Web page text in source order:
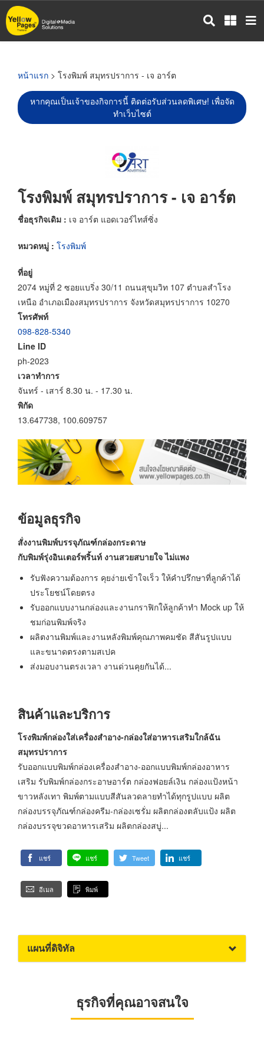
ข้าม
ไป
หน้าแรก > โรงพิมพ์ สมุทรปราการ - เจ อาร์ต
หากคุณเป็นเจ้าของกิจการนี้ ติดต่อรับส่วนลดพิเศษ! เพื่อจัด
ทำเว็บไซต์
โรงพิมพ์ สมุทรปราการ - เจ อาร์ต
ชื่อธุรกิจเดิม : เจ อาร์ต แอดเวอร์ไทส์ซิ่ง
หมวดหมู่ : โรงพิมพ์
ที่อยู่
2074 หมู่ที่ 2 ซอยแบริ่ง 30/11 ถนนสุขุมวิท 107 ตำบลสำโรง
เหนือ อำเภอเมืองสมุทรปราการ จังหวัดสมุทรปราการ 10270
โทรศัพท์
098-828-5340
Line ID
ph-2023
เวลาทำการ
จันทร์ - เสาร์ 8.30 น. - 17.30 น.
พิกัด
13.647738, 100.609757
ข้อมูลธุรกิจ
สั่งงานพิมพ์บรรจุภัณฑ์กล่องกระดาษ
กับพิมพ์รุ่งอินเตอร์พริ้นท์ งานสวยสบายใจ ไม่แพง
รับฟังความต้องการ คุยง่ายเข้าใจเร็ว ให้คำปรึกษาที่ลูกค้าได้
ประโยชน์โดยตรง
รับออกแบบงานกล่องและงานกราฟิกให้ลูกค้าทำ Mock up ให้
ชมก่อนพิมพ์จริง
ผลิตงานพิมพ์และงานหลังพิมพ์คุณภาพคมชัด สีสันรูปแบบ
และขนาดตรงตามสเปค
ส่งมอบงานตรงเวลา งานด่วนคุยกันได้...
สินค้าและบริการ
โรงพิมพ์กล่องใส่เครื่องสำอาง-กล่องใส่อาหารเสริมใกล้ฉัน
สมุทรปราการ
รับออกแบบพิมพ์กล่องเครื่องสำอาง-ออกแบบพิมพ์กล่องอาหาร
เสริม รับพิมพ์กล่องกระอาษอาร์ต กล่องฟอยล์เงิน กล่องแป้งหน้า
ขาวหลังเทา พิมพ์ตามแบบสีสันลวดลายทำได้ทุกรูปแบบ ผลิต
กล่องบรรจุภัณฑ์กล่องครีม-กล่องเซรั่ม ผลิตกล่องตลับแป้ง ผลิต
กล่องบรรจุขวดอาหารเสริม ผลิตกล่องสบู่...
แชร์ แชร์ Tweet แชร์
อีเมล พิมพ์
แผนที่ดิจิทัล
ธุรกิจที่คุณอาจสนใจ